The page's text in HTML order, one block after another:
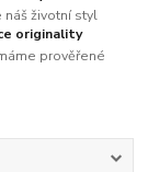
náš životní styl
originality
prověřené